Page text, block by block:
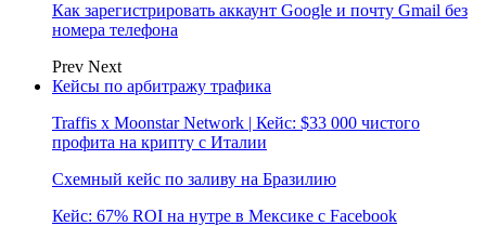
Как зарегистрировать аккаунт Google и почту Gmail без
номера телефона
Prev Next
Кейсы по арбитражу трафика
Traffis x Moonstar Network | Кейс: $33 000 чистого
профита на крипту с Италии
Схемный кейс по заливу на Бразилию
Кейс: 67% ROI на нутре в Мексике с Facebook